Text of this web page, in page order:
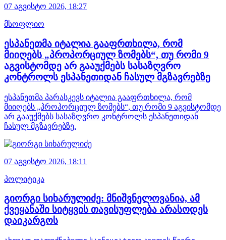
07 აგვისტო 2026, 18:27
მსოფლიო
ესპანეთმა იტალია გააფრთხილა, რომ
მიიღებს „პროპორციულ ზომებს“, თუ რომი 9
აგვისტომდე არ გააუქმებს სასაზღვრო
კონტროლს ესპანეთიდან ჩასულ მგზავრებზე
ესპანეთმა პარასკევს იტალია გააფრთხილა, რომ
მიიღებს „პროპორციულ ზომებს“, თუ რომი 9 აგვისტომდე
არ გააუქმებს სასაზღვრო კონტროლს ესპანეთიდან
ჩასულ მგზავრებზე.
07 აგვისტო 2026, 18:11
პოლიტიკა
გიორგი სიხარულიძე: მნიშვნელოვანია, ამ
ქვეყანაში სიტყვის თავისუფლება არასოდეს
დაიკარგოს